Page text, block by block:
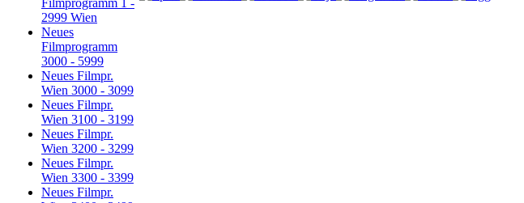
2999 Wien
Neues
Filmprogramm
3000 - 5999
Neues Filmpr.
Wien 3000 - 3099
Neues Filmpr.
Wien 3100 - 3199
Neues Filmpr.
Wien 3200 - 3299
Neues Filmpr.
Wien 3300 - 3399
Neues Filmpr.